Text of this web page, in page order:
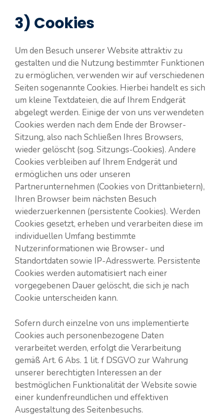
3) Cookies
Um den Besuch unserer Website attraktiv zu
gestalten und die Nutzung bestimmter Funktionen
zu ermöglichen, verwenden wir auf verschiedenen
Seiten sogenannte Cookies. Hierbei handelt es sich
um kleine Textdateien, die auf Ihrem Endgerät
abgelegt werden. Einige der von uns verwendeten
Cookies werden nach dem Ende der Browser-
Sitzung, also nach Schließen Ihres Browsers,
wieder gelöscht (sog. Sitzungs-Cookies). Andere
Cookies verbleiben auf Ihrem Endgerät und
ermöglichen uns oder unseren
Partnerunternehmen (Cookies von Drittanbietern),
Ihren Browser beim nächsten Besuch
wiederzuerkennen (persistente Cookies). Werden
Cookies gesetzt, erheben und verarbeiten diese im
individuellen Umfang bestimmte
Nutzerinformationen wie Browser- und
Standortdaten sowie IP-Adresswerte. Persistente
Cookies werden automatisiert nach einer
vorgegebenen Dauer gelöscht, die sich je nach
Cookie unterscheiden kann.
Sofern durch einzelne von uns implementierte
Cookies auch personenbezogene Daten
verarbeitet werden, erfolgt die Verarbeitung
gemäß Art. 6 Abs. 1 lit. f DSGVO zur Wahrung
unserer berechtigten Interessen an der
bestmöglichen Funktionalität der Website sowie
einer kundenfreundlichen und effektiven
Ausgestaltung des Seitenbesuchs.